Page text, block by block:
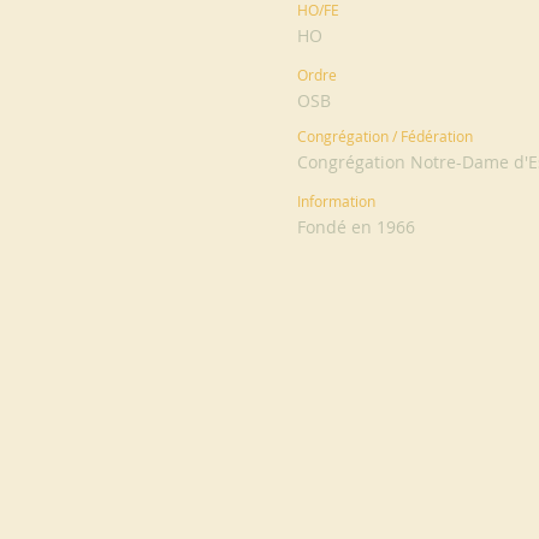
HO/FE
HO
Ordre
OSB
Congrégation / Fédération
Congrégation Notre-Dame
Information
Fondé en 1966